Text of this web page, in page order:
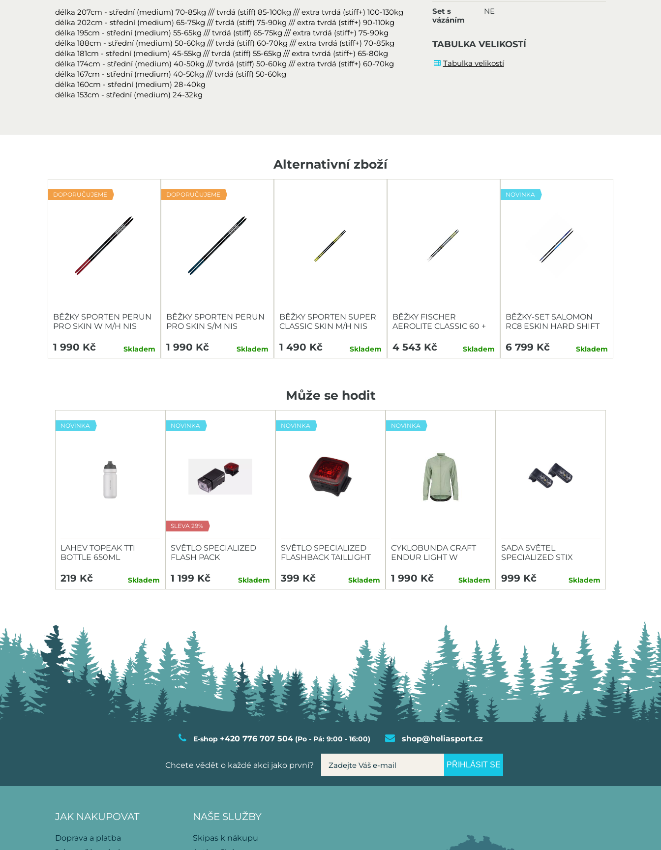
délka 207cm - střední (medium) 70-85kg /// tvrdá (stiff) 85-100kg /// extra tvrdá (stiff+) 100-130kg
délka 202cm - střední (medium) 65-75kg /// tvrdá (stiff) 75-90kg /// extra tvrdá (stiff+) 90-110kg
délka 195cm - střední (medium) 55-65kg /// tvrdá (stiff) 65-75kg /// extra tvrdá (stiff+) 75-90kg
délka 188cm - střední (medium) 50-60kg /// tvrdá (stiff) 60-70kg /// extra tvrdá (stiff+) 70-85kg
délka 181cm - střední (medium) 45-55kg /// tvrdá (stiff) 55-65kg /// extra tvrdá (stiff+) 65-80kg
délka 174cm - střední (medium) 40-50kg /// tvrdá (stiff) 50-60kg /// extra tvrdá (stiff+) 60-70kg
délka 167cm - střední (medium) 40-50kg /// tvrdá (stiff) 50-60kg
délka 160cm - střední (medium) 28-40kg
délka 153cm - střední (medium) 24-32kg
Set s
vázáním
NE
TABULKA VELIKOSTÍ
Tabulka velikostí
Alternativní zboží
DOPORUČUJEME
BĚŽKY SPORTEN PERUN
PRO SKIN W M/H NIS
1 990 Kč Skladem
DOPORUČUJEME
BĚŽKY SPORTEN PERUN
PRO SKIN S/M NIS
1 990 Kč Skladem
BĚŽKY SPORTEN SUPER
CLASSIC SKIN M/H NIS
1 490 Kč Skladem
BĚŽKY FISCHER
AEROLITE CLASSIC 60 +
4 543 Kč Skladem
NOVINKA
BĚŽKY-SET SALOMON
RC8 ESKIN HARD SHIFT
6 799 Kč Skladem
Může se hodit
NOVINKA
LAHEV TOPEAK TTI
BOTTLE 650ML
219 Kč Skladem
NOVINKA
SLEVA 29%
SVĚTLO SPECIALIZED
FLASH PACK
1 199 Kč Skladem
NOVINKA
SVĚTLO SPECIALIZED
FLASHBACK TAILLIGHT
399 Kč Skladem
NOVINKA
CYKLOBUNDA CRAFT
ENDUR LIGHT W
1 990 Kč Skladem
SADA SVĚTEL
SPECIALIZED STIX
999 Kč Skladem
E-shop +420 776 707 504(Po - Pá: 9:00 - 16:00) shop@heliasport.cz
Chcete vědět o každé akci jako první? PŘIHLÁSIT SE
JAK NAKUPOVAT
Doprava a platba
NAŠE SLUŽBY
Skipas k nákupu